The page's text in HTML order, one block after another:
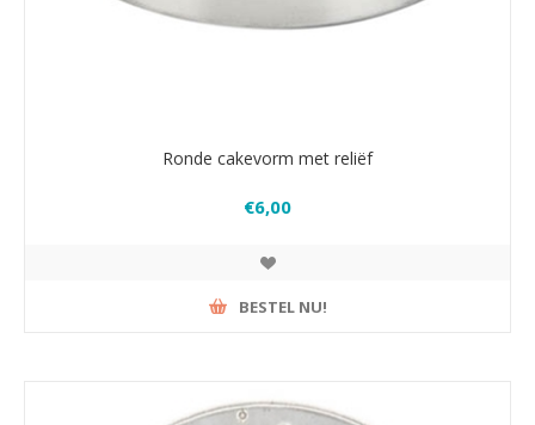
Ronde cakevorm met reliëf
€6,00
BESTEL NU!